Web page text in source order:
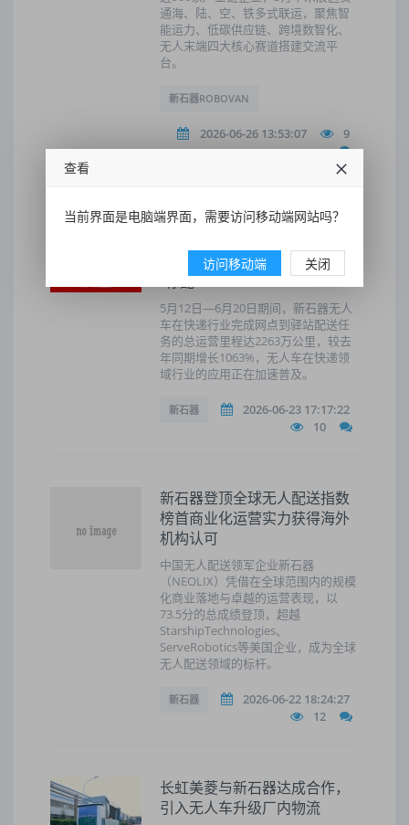
通海、陆、空、铁多式联运，聚焦智
能运力、低碳供应链、跨境数智化、
无人末端四大核心赛道搭建交流平
台。
新石器ROBOVAN
2026-06-26 13:53:07 9
新石器发布618快递运营数
1063%，无人车正成快递行业
“标配”
5月12日—6月20日期间，新石器无人
车在快递行业完成网点到驿站配送任
务的总运营里程达2263万公里，较去
年同期增长1063%，无人车在快递领
域行业的应用正在加速普及。
新石器
2026-06-23 17:17:22
10
新石器登顶全球无人配送指数
榜首商业化运营实力获得海外
机构认可
中国无人配送领军企业新石器
（NEOLIX）凭借在全球范围内的规模
化商业落地与卓越的运营表现，以
73.5分的总成绩登顶，超越
StarshipTechnologies、
ServeRobotics等美国企业，成为全球
无人配送领域的标杆。
新石器
2026-06-22 18:24:27
12
长虹美菱与新石器达成合作，
引入无人车升级厂内物流
查看
当前界面是电脑端界面，需要访问移动端网站吗？
访问移动端 关闭